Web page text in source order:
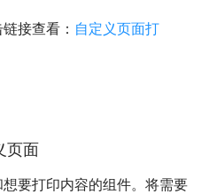
接查看： 自定义页面打
页面
要打印内容的组件。将需要